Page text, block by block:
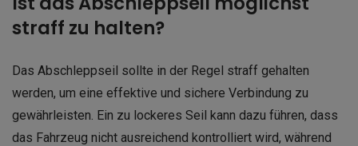
straff zu halten?
Das Abschleppseil sollte in der Regel straff gehalten
werden, um eine effektive und sichere Verbindung zu
gewährleisten. Ein zu lockeres Seil kann dazu führen, dass
das Fahrzeug nicht ausreichend kontrolliert wird, während